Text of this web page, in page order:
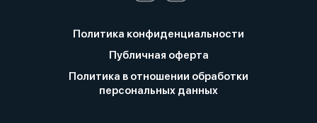
Политика конфиденциальности
Публичная оферта
Политика в отношении обработки
персональных данных